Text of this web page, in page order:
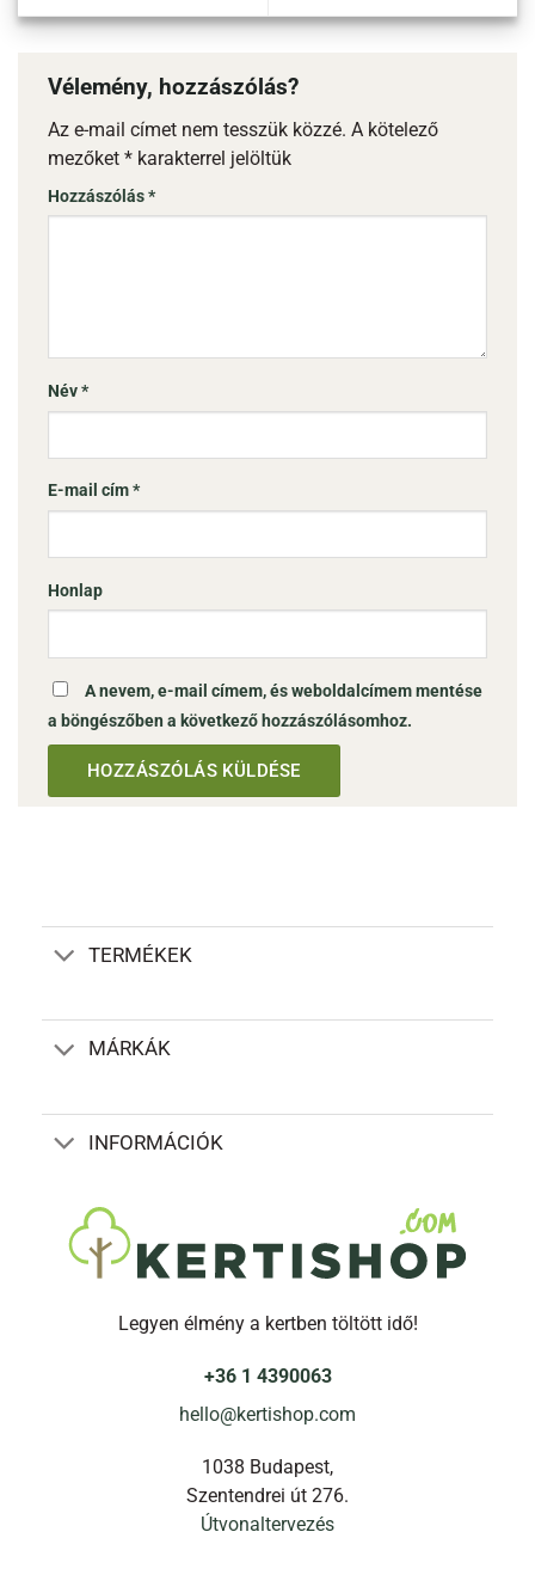
Vélemény, hozzászólás?
Az e-mail címet nem tesszük közzé. A kötelező
mezőket * karakterrel jelöltük
Hozzászólás*
Név*
E-mail cím*
Honlap
A nevem, e-mail címem, és weboldalcímem mentése
a böngészőben a következő hozzászólásomhoz.
TERMÉKEK
MÁRKÁK
INFORMÁCIÓK
Legyen élmény a kertben töltött idő!
+36 1 4390063
hello@kertishop.com
1038 Budapest,
Szentendrei út 276.
Útvonaltervezés